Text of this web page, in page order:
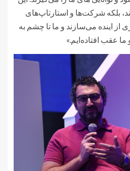
بلکه شرکت‌ها و استارتاپ‌های
از اینده می‌سازند و ما تا چشم به
ما عقب افتاده‌ایم.»